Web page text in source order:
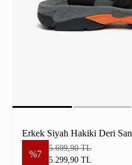
Erkek Siyah Hakiki Deri
%7
5.699,90 TL
5.299,90 TL